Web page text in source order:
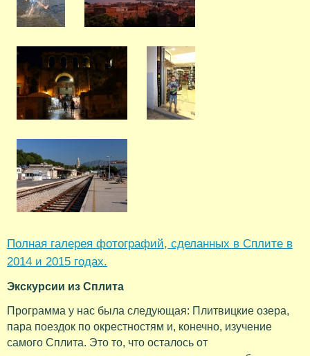
Полная галерея фотографий, сделанных в Сплите в
2014 и 2015 годах.
Экскурсии из Сплита
Программа у нас была следующая: Плитвицкие озера,
пара поездок по окрестностям и, конечно, изучение
самого Сплита. Это то, что осталось от